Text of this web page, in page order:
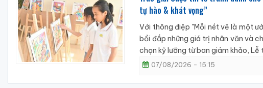
tự hào & khát vọng”
Với thông điệp "Mỗi nét vẽ là một
bồi đắp những giá trị nhân văn và
chọn kỹ lưỡng từ ban giám khảo, Lễ
07/08/2026 - 15:15